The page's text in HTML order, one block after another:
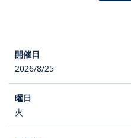
2026/8/25
火